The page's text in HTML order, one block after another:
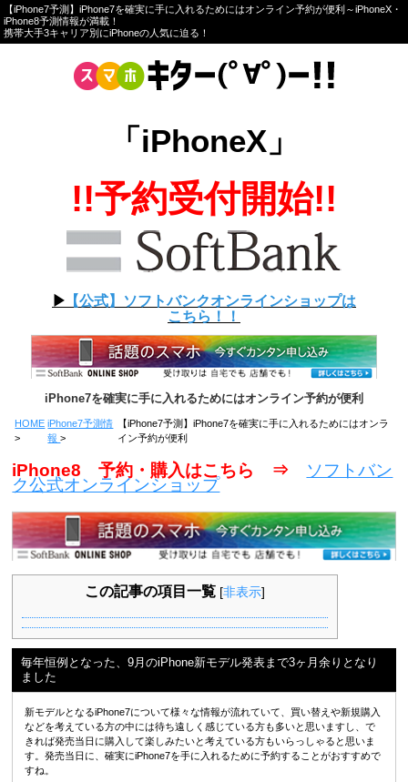
【iPhone7予測】iPhone7を確実に手に入れるためにはオンライン予約が便利～iPhoneX・
iPhone8予測情報が満載！
携帯大手3キャリア別にiPhoneの人気に迫る！
「iPhoneX」
!!予約受付開始!!
▶︎ 【公式】ソフトバンクオンラインショップは
こちら！！
iPhone7を確実に手に入れるためにはオンライン予約が便利
HOME iPhone7予測情
報
【iPhone7予測】iPhone7を確実に手に入れるためにはオンラ
イン予約が便利
iPhone8 予約・購入はこちら ⇒ ソフトバン
ク公式オンラインショップ
この記事の項目一覧 [非表示]
毎年恒例となった、9月のiPhone新モデル発表まで3ヶ月余りとなり
ました
新モデルとなるiPhone7について様々な情報が流れていて、買い替えや新規購入
などを考えている方の中には待ち遠しく感じている方も多いと思いますし、で
きれば発売当日に購入して楽しみたいと考えている方もいらっしゃると思いま
す。発売当日に、確実にiPhone7を手に入れるために予約することがおすすめで
すね。